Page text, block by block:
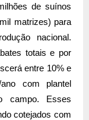
de suínos
matrizes) para
nacional.
totais e por
entre 10% e
com plantel
campo. Esses
cotejados com